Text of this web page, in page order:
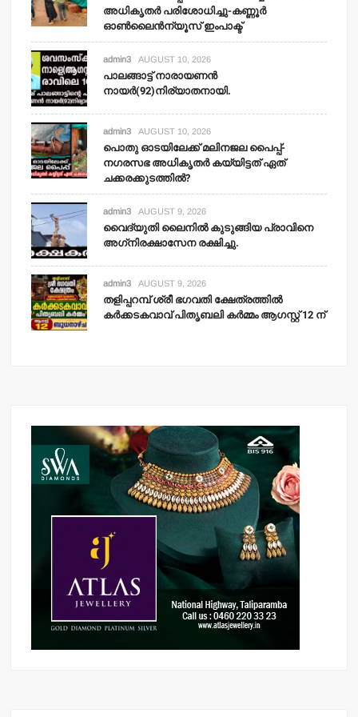
അധികൃതര്‍ പരിശോധിച്ചു-കണ്ണൂര്‍
ഓണ്‍ലൈന്‍ന്യൂസ് ഇംപാക്ട്‌
admin3 AUGUST 10, 2026
പാലങ്ങാട്ട് നാരായണന്‍
നായര്‍(92)നിര്യാതനായി.
admin3 AUGUST 10, 2026
പൊതു ഓടയിലേക്ക് മലിനജല പൈപ്പ്-
നഗരസഭ അധികൃതര്‍ കയ്യിട്ടത് ഏത്
ചക്കരക്കുടത്തില്‍?
admin3 AUGUST 9, 2026
വൈദ്യുതി ലൈനില്‍ കുടുങ്ങിയ പ്രാവിനെ
അഗ്‌നിരക്ഷാസേന രക്ഷിച്ചു.
admin3 AUGUST 9, 2026
തളിപ്പറമ്പ് ശ്രീ ഭഗവതി ക്ഷേത്രത്തില്‍
കര്‍ക്കടകവാവ് പിതൃബലി കര്‍മ്മം ആഗസ്റ്റ് 12 ന്